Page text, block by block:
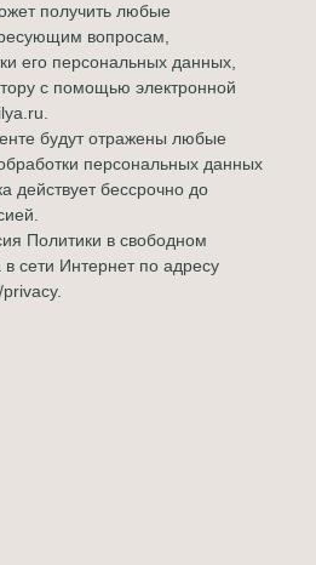
получить любые
вопросам,
его персональных данных,
с помощью электронной
будут отражены любые
персональных данных
действует бессрочно до
Политики в свободном
сети Интернет по адресу